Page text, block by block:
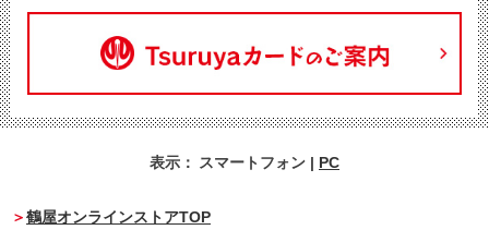
表示： スマートフォン | PC
鶴屋オンラインストアTOP